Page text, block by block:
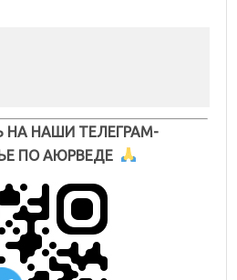
НА НАШИ ТЕЛЕГРАМ-
ПО АЮРВЕДЕ